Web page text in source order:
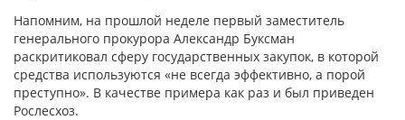
Напомним, на прошлой неделе первый заместитель
генерального прокурора Александр Буксман
раскритиковал сферу государственных закупок, в которой
средства используются «не всегда эффективно, а порой
преступно». В качестве примера как раз и был приведен
Рослесхоз.